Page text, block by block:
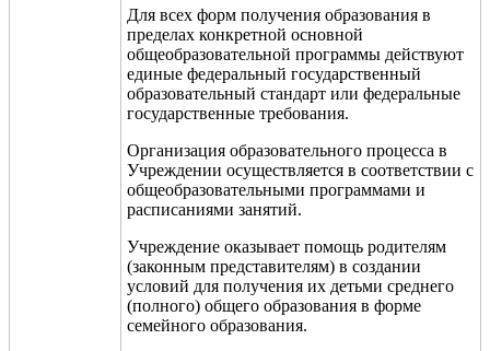
Для всех форм получения образования в
пределах конкретной основной
общеобразовательной программы действуют
единые федеральный государственный
образовательный стандарт или федеральные
государственные требования.
Организация образовательного процесса в
Учреждении осуществляется в соответствии с
общеобразовательными программами и
расписаниями занятий.
Учреждение оказывает помощь родителям
(законным представителям) в создании
условий для получения их детьми среднего
(полного) общего образования в форме
семейного образования.